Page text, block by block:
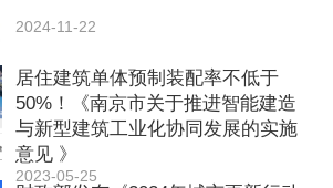
2024-11-22
居住建筑单体预制装配率不低于
50%！《南京市关于推进智能建造
与新型建筑工业化协同发展的实施
意见 》
2023-05-25